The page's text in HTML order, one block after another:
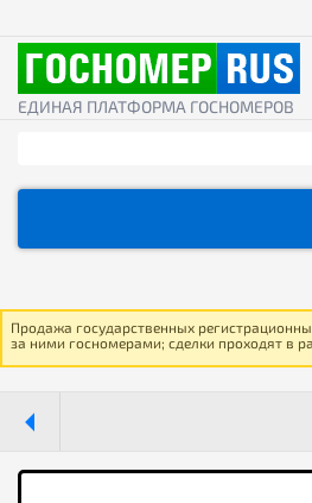
ЕДИНАЯ ПЛАТФОРМА ГОСНОМЕРОВ
Продажа государственных
за ними госномерами; сделки проходят в